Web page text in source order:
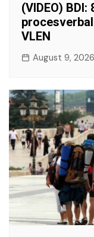
(VIDEO)
VLEN
August 9, 2026